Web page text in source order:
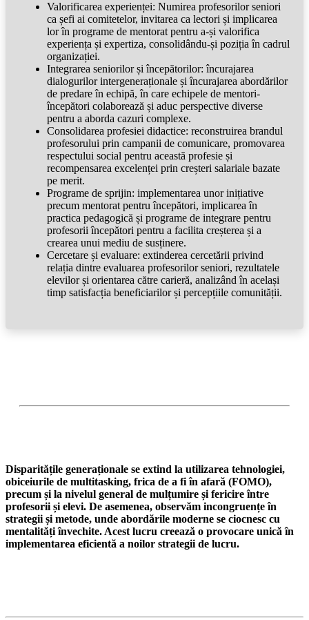
Valorificarea experienței: Numirea profesorilor seniori
ca șefi ai comitetelor, invitarea ca lectori și implicarea
lor în programe de mentorat pentru a-și valorifica
experiența și expertiza, consolidându-și poziția în cadrul
organizației.
Integrarea seniorilor și începătorilor: încurajarea
dialogurilor intergeneraționale și încurajarea abordărilor
de predare în echipă, în care echipele de mentori-
începători colaborează și aduc perspective diverse
pentru a aborda cazuri complexe.
Consolidarea profesiei didactice: reconstruirea brandul
profesorului prin campanii de comunicare, promovarea
respectului social pentru această profesie și
recompensarea excelenței prin creșteri salariale bazate
pe merit.
Programe de sprijin: implementarea unor inițiative
precum mentorat pentru începători, implicarea în
practica pedagogică și programe de integrare pentru
profesorii începători pentru a facilita creșterea și a
crearea unui mediu de susținere.
Cercetare și evaluare: extinderea cercetării privind
relația dintre evaluarea profesorilor seniori, rezultatele
elevilor și orientarea către carieră, analizând în același
timp satisfacția beneficiarilor și percepțiile comunității.
Disparitățile generaționale se extind la utilizarea tehnologiei,
obiceiurile de multitasking, frica de a fi în afară (FOMO),
precum și la nivelul general de mulțumire și fericire între
profesorii și elevi. De asemenea, observăm incongruențe în
strategii și metode, unde abordările moderne se ciocnesc cu
mentalități învechite. Acest lucru creează o provocare unică în
implementarea eficientă a noilor strategii de lucru.